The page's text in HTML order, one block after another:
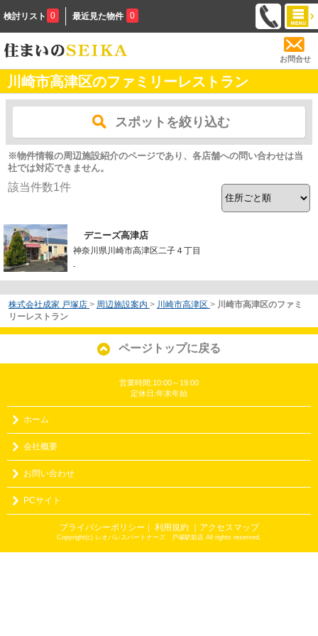
検討リスト 0 最近見た物件 0
お問合せ
川崎市高津区のファミリーレストラン
スポットを絞り込む
※物件情報の周辺施設紹介のページであり、各店舗への問い合わせは当
社では対応できません。
該当件数1件
デニーズ高津店
神奈川県川崎市高津区二子４丁目
-
株式会社成家 戸塚店 > 周辺施設案内 > 川崎市高津区 > 川崎市高津区のファミ
リーレストラン
ページトップに戻る
営業時間:10:00～19:00
定休日:年末年始
ホーム
会社概要
お問い合わせ
PCサイト
プライバシーポリシー ｜ 利用規約 ｜アクセスマップ
Copyright(c) レオパレスパートナーズ 戸塚駅前店 All rights reserved.